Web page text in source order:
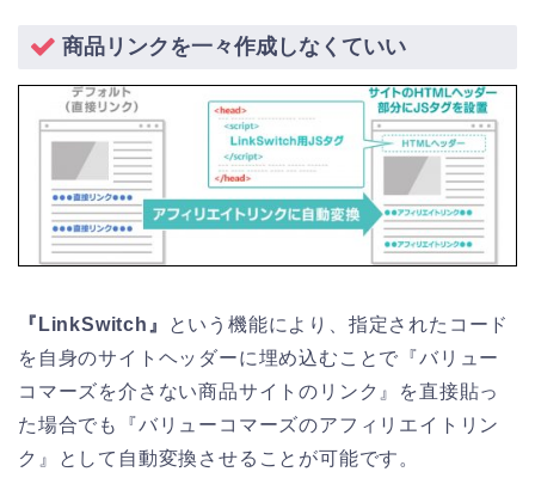
商品リンクを一々作成しなくていい
『LinkSwitch』
という機能により、指定されたコード
を自身のサイトヘッダーに埋め込むことで『バリュー
コマーズを介さない商品サイトのリンク』を直接貼っ
た場合でも『バリューコマーズのアフィリエイトリン
ク』として自動変換させることが可能です。